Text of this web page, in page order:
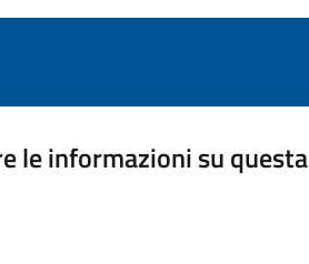
le informazioni su questa